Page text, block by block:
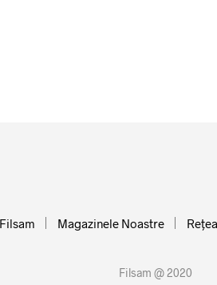
Magazinele Noastre
Filsam @ 2020